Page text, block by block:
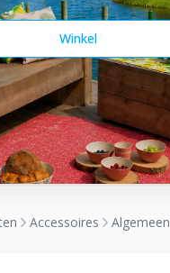
Winkel
Accessoires Algemeen